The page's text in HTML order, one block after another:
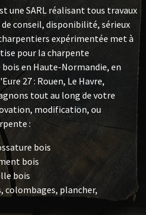
une SARL réalisant tous travaux
conseil, disponibilité, sérieux
expérimentée met à
pour la charpente
en Haute-Normandie, en
27 : Rouen, Le Havre,
tout au long de votre
modification, ou
:
bois
bois
bois
colombages, plancher,